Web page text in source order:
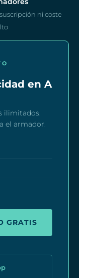
ni coste
en A
ilimitados.
el armador.
GRATIS